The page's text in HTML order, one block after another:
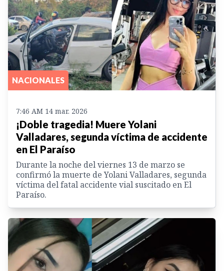
NACIONALES
7:46 AM 14 mar. 2026
¡Doble tragedia! Muere Yolani
Valladares, segunda víctima de accidente
en El Paraíso
Durante la noche del viernes 13 de marzo se
confirmó la muerte de Yolani Valladares, segunda
víctima del fatal accidente vial suscitado en El
Paraíso.